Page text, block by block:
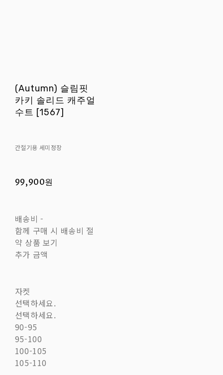
(Autumn) 슬림핏
카키 솔리드 캐주얼
수트 [1567]
간절기용 세미정장
99,900원
배송비 -
함께 구매 시 배송비 절
약 상품 보기
추가 금액
자켓
선택하세요.
선택하세요.
90-95
95-100
100-105
105-110